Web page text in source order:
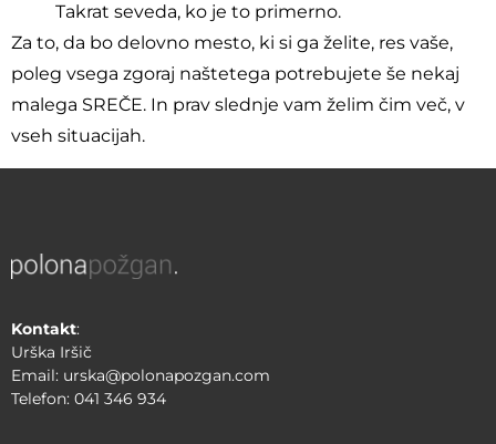
Takrat seveda, ko je to primerno.
Za to, da bo delovno mesto, ki si ga želite, res vaše,
poleg vsega zgoraj naštetega potrebujete še nekaj
malega SREČE. In prav slednje vam želim čim več, v
vseh situacijah.
Kontakt:
Urška Iršič
Email: urska@polonapozgan.com
Telefon: 041 346 934